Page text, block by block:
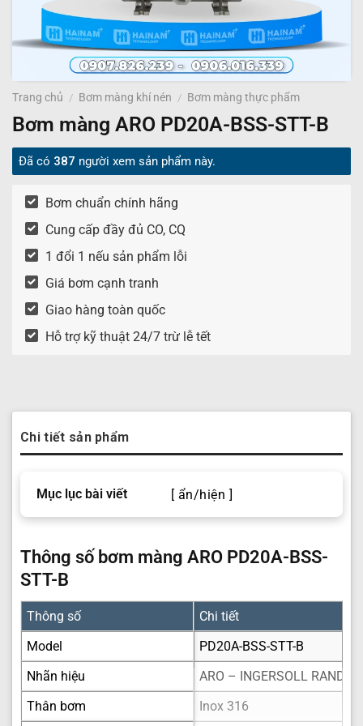
Trang chủ / Bơm màng khí nén / Bơm màng thực phẩm
Bơm màng ARO PD20A-BSS-STT-B
Đã có 387 người xem sản phẩm này.
Bơm chuẩn chính hãng
Cung cấp đầy đủ CO, CQ
1 đổi 1 nếu sản phẩm lỗi
Giá bơm cạnh tranh
Giao hàng toàn quốc
Hỗ trợ kỹ thuật 24/7 trừ lễ tết
Chi tiết sản phẩm
Mục lục bài viết [ ẩn/hiện ]
Thông số bơm màng ARO PD20A-BSS-
STT-B
Thông số
Chi tiết
Model
PD20A-BSS-STT-B
Nhãn hiệu
ARO – INGERSOLL RAND
Thân bơm
Inox 316